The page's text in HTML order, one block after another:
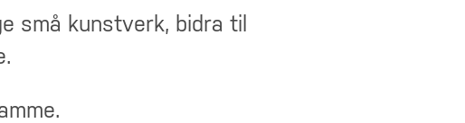
små kunstverk, bidra til